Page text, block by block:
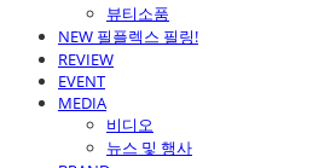
뷰티소품
NEW 필플렉스 필링!
REVIEW
EVENT
MEDIA
비디오
뉴스 및 행사